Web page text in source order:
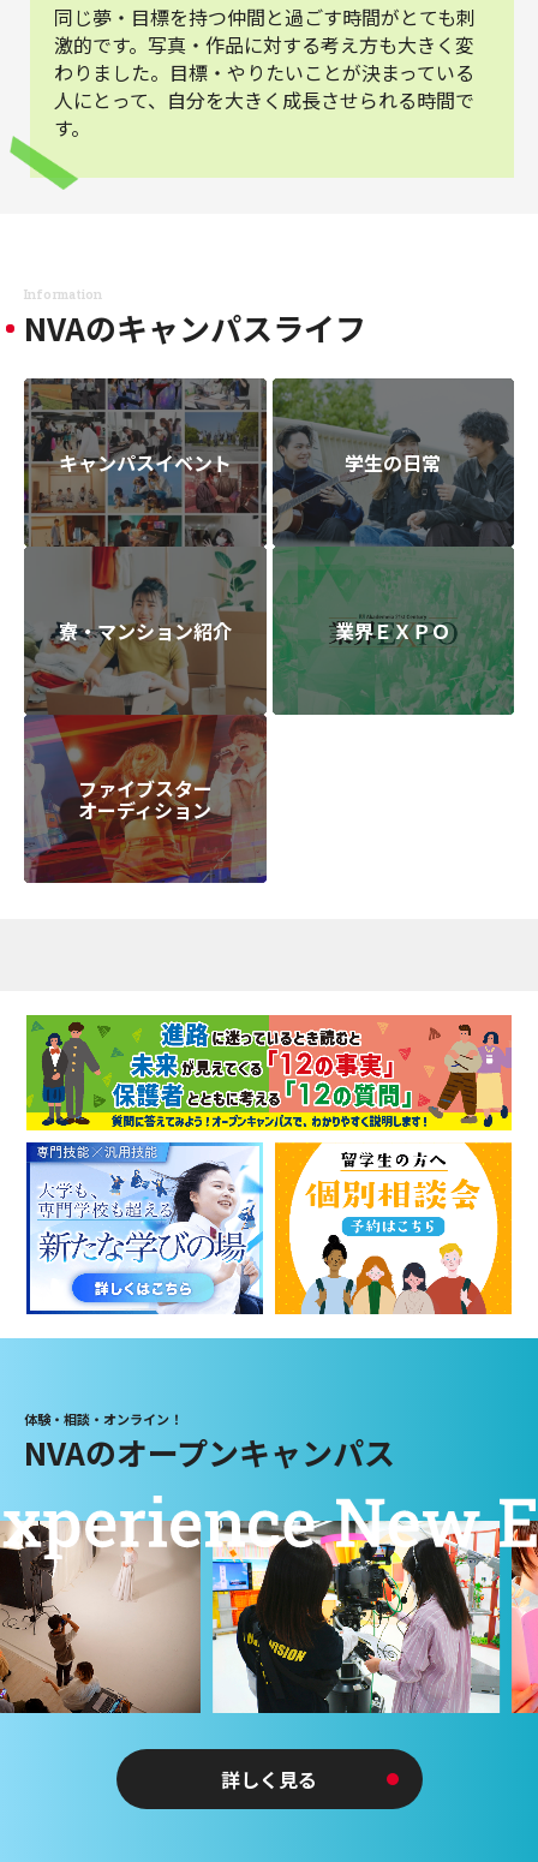
同じ夢・目標を持つ仲間と過ごす時間がとても刺
激的です。写真・作品に対する考え方も大きく変
わりました。目標・やりたいことが決まっている
人にとって、自分を大きく成長させられる時間で
す。
Information
NVAのキャンパスライフ
キャンパスイベント 学生の日常
寮・マンション紹介 業界ＥＸＰＯ
ファイブスター
オーディション
体験・相談・オンライン！
NVAのオープンキャンパス
詳しく見る